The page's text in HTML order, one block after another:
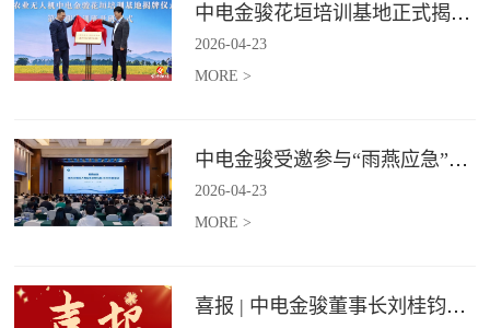
中电金骏花垣培训基地正式揭牌 首期农业无人机培训班同步启动
2026-04-23
MORE >
中电金骏受邀参与“雨燕应急”2026年度会议 协同打造空中应急力量
2026-04-23
MORE >
喜报 | 中电金骏董事长刘桂钧获雷锋街道第四届“雷锋榜样”模范人物称号